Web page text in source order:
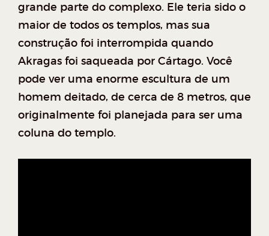
grande parte do complexo. Ele teria sido o
maior de todos os templos, mas sua
construção foi interrompida quando
Akragas foi saqueada por Cártago. Você
pode ver uma enorme escultura de um
homem deitado, de cerca de 8 metros, que
originalmente foi planejada para ser uma
coluna do templo.